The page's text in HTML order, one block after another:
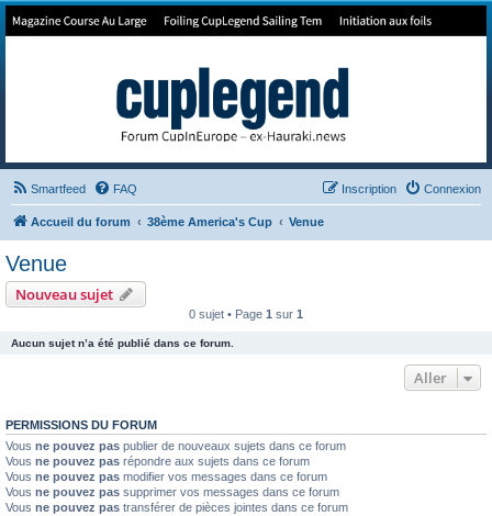
Forum de Cup In Europe
Smartfeed FAQ Connexion
Inscription
Accueil du forum 38ème America's Cup Venue
Venue
Nouveau sujet
0 sujet • Page 1 sur 1
Aucun sujet n’a été publié dans ce forum.
Aller
PERMISSIONS DU FORUM
Vous ne pouvez pas publier de nouveaux sujets dans ce forum
Vous ne pouvez pas répondre aux sujets dans ce forum
Vous ne pouvez pas modifier vos messages dans ce forum
Vous ne pouvez pas supprimer vos messages dans ce forum
Vous ne pouvez pas transférer de pièces jointes dans ce forum